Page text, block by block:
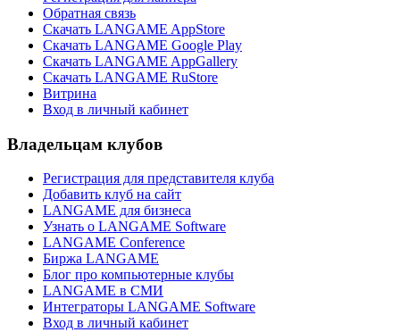
Обратная связь
Скачать LANGAME AppStore
Скачать LANGAME Google Play
Скачать LANGAME AppGallery
Скачать LANGAME RuStore
Витрина
Вход в личный кабинет
Владельцам клубов
Регистрация для представителя клуба
Добавить клуб на сайт
LANGAME для бизнеса
Узнать о LANGAME Software
LANGAME Conference
Биржа LANGAME
Блог про компьютерные клубы
LANGAME в СМИ
Интеграторы LANGAME Software
Вход в личный кабинет